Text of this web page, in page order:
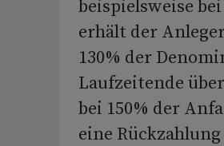
beispielsweise
erhält der
130% der
Laufzeitende
bei 150% der
eine